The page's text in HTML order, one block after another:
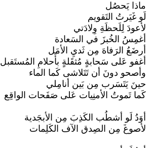
ماذا يَحصُل
لَو غَيَرتُ التَقويم
لأعودَ لِلَحظَةِ وِلادَتي
أغمِسُ الخُبزَ في السَعادة
أرضَعُ الرَفاهَ مِن ثَديِ الأمَل
أغفو عَلى سَحابةٍ مُثقَلةٍ بأَحلامِ المُستَقبل
وأصحو دونَ أن تَتَلاشى كَما الماء
حينَ يَتَسَرب مِن بَين أنامِلي
كَما تَموتُ الأمنِيات عَلى صَفَحات الواقِع
أوَدُ لَو أشطُب الكَذِبَ مِن الأبجَدية
لأصوغَ مِن الصِدق الآف الكَلِمات